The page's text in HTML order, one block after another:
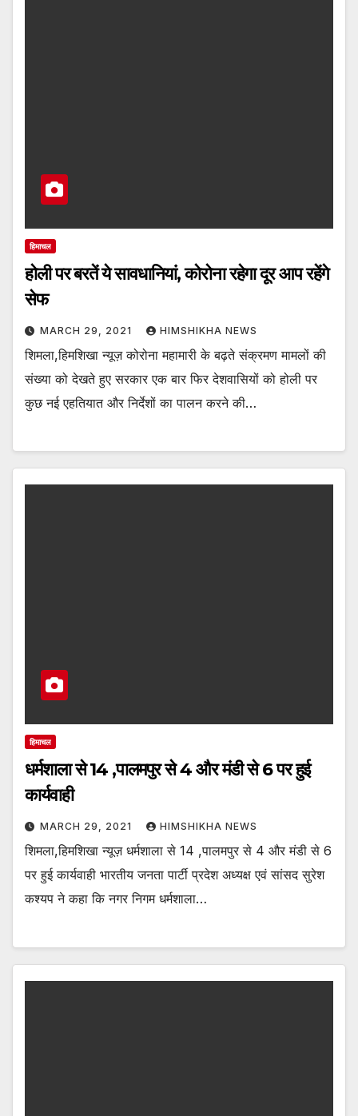
हिमाचल
होली पर बरतें ये सावधानियां, कोरोना रहेगा दूर आप रहेंगे
सेफ
MARCH 29, 2021 HIMSHIKHA NEWS
शिमला,हिमशिखा न्यूज़ कोरोना महामारी के बढ़ते संक्रमण मामलों की
संख्या को देखते हुए सरकार एक बार फिर देशवासियों को होली पर
कुछ नई एहतियात और निर्देशों का पालन करने की…
हिमाचल
धर्मशाला से 14 ,पालमपुर से 4 और मंडी से 6 पर हुई
कार्यवाही
MARCH 29, 2021 HIMSHIKHA NEWS
शिमला,हिमशिखा न्यूज़ धर्मशाला से 14 ,पालमपुर से 4 और मंडी से 6
पर हुई कार्यवाही भारतीय जनता पार्टी प्रदेश अध्यक्ष एवं सांसद सुरेश
कश्यप ने कहा कि नगर निगम धर्मशाला…